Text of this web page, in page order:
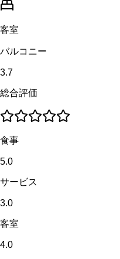
客室
バルコニー
3.7
総合評価
食事
5.0
サービス
3.0
客室
4.0